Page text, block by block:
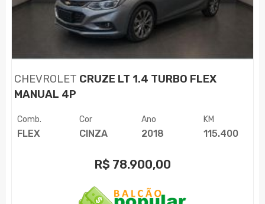
CHEVROLET CRUZE LT 1.4 TURBO FLEX
MANUAL 4P
Comb.
FLEX
Cor
CINZA
Ano
2018
KM
115.400
R$ 78.900,00